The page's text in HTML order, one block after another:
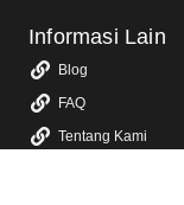
Informasi Lain
Blog
FAQ
Tentang Kami